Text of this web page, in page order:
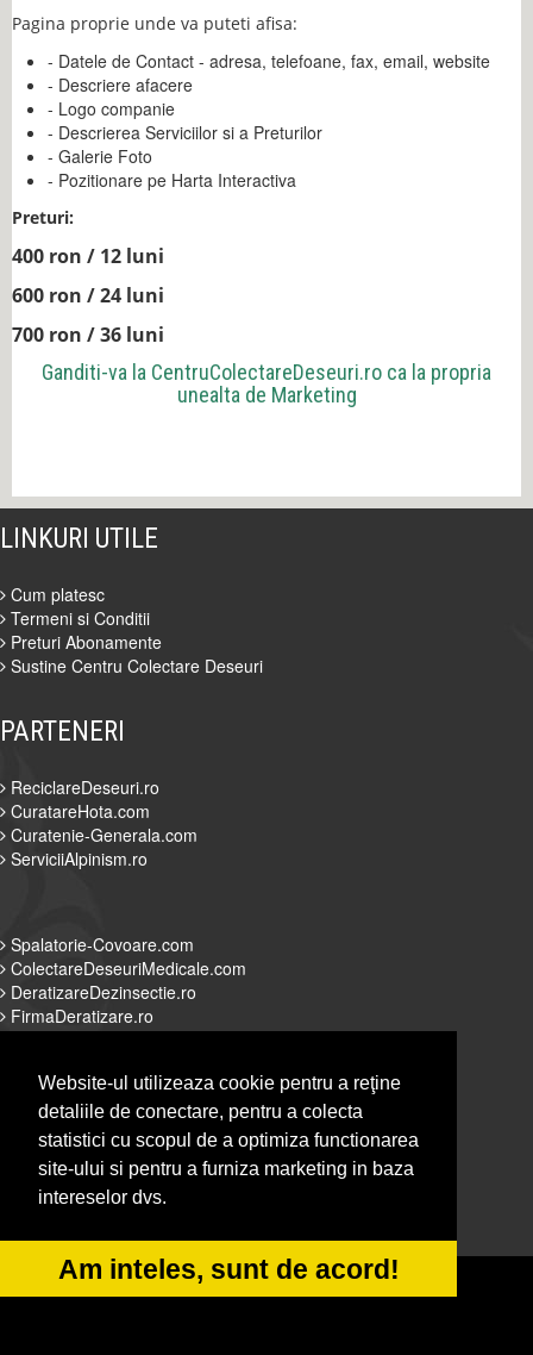
Website-ul utilizeaza cookie pentru a reţine
detaliile de conectare, pentru a colecta
statistici cu scopul de a optimiza functionarea
site-ului si pentru a furniza marketing in baza
intereselor dvs.
Am inteles, sunt de acord!
Pagina proprie unde va puteti afisa:
- Datele de Contact - adresa, telefoane, fax, email, website
- Descriere afacere
- Logo companie
- Descrierea Serviciilor si a Preturilor
- Galerie Foto
- Pozitionare pe Harta Interactiva
Preturi:
400 ron / 12 luni
600 ron / 24 luni
700 ron / 36 luni
Ganditi-va la CentruColectareDeseuri.ro ca la propria
unealta de Marketing
LINKURI UTILE
Cum platesc
Termeni si Conditii
Preturi Abonamente
Sustine Centru Colectare Deseuri
PARTENERI
ReciclareDeseuri.ro
CuratareHota.com
Curatenie-Generala.com
ServiciiAlpinism.ro
Spalatorie-Covoare.com
ColectareDeseuriMedicale.com
DeratizareDezinsectie.ro
FirmaDeratizare.ro
Alpinist-Utilitar.com
Servicii-DDD.com
Spalatorie-Curatatorie.com
Spalatorie-Curatatorie.ro
© 2014-2026 Powered byVilonMedia &TekaBility-ANPC